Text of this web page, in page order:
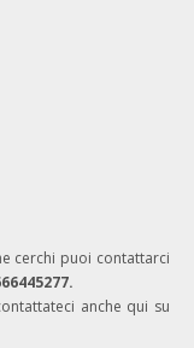
cerchi puoi contattarci
anche qui su